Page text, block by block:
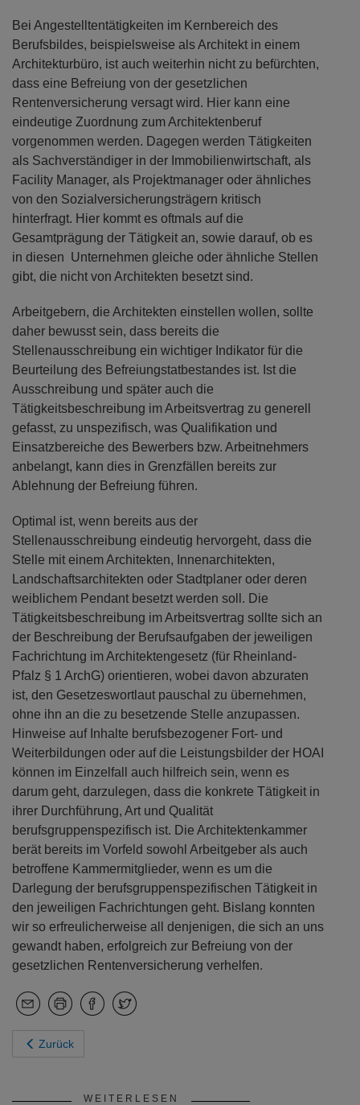
Bei Angestelltentätigkeiten im Kernbereich des
Berufsbildes, beispielsweise als Architekt in einem
Architekturbüro, ist auch weiterhin nicht zu befürchten,
dass eine Befreiung von der gesetzlichen
Rentenversicherung versagt wird. Hier kann eine
eindeutige Zuordnung zum Architektenberuf
vorgenommen werden. Dagegen werden Tätigkeiten
als Sachverständiger in der Immobilienwirtschaft, als
Facility Manager, als Projektmanager oder ähnliches
von den Sozialversicherungsträgern kritisch
hinterfragt. Hier kommt es oftmals auf die
Gesamtprägung der Tätigkeit an, sowie darauf, ob es
in diesen Unternehmen gleiche oder ähnliche Stellen
gibt, die nicht von Architekten besetzt sind.
Arbeitgebern, die Architekten einstellen wollen, sollte
daher bewusst sein, dass bereits die
Stellenausschreibung ein wichtiger Indikator für die
Beurteilung des Befreiungstatbestandes ist. Ist die
Ausschreibung und später auch die
Tätigkeitsbeschreibung im Arbeitsvertrag zu generell
gefasst, zu unspezifisch, was Qualifikation und
Einsatzbereiche des Bewerbers bzw. Arbeitnehmers
anbelangt, kann dies in Grenzfällen bereits zur
Ablehnung der Befreiung führen.
Optimal ist, wenn bereits aus der
Stellenausschreibung eindeutig hervorgeht, dass die
Stelle mit einem Architekten, Innenarchitekten,
Landschaftsarchitekten oder Stadtplaner oder deren
weiblichem Pendant besetzt werden soll. Die
Tätigkeitsbeschreibung im Arbeitsvertrag sollte sich an
der Beschreibung der Berufsaufgaben der jeweiligen
Fachrichtung im Architektengesetz (für Rheinland-
Pfalz § 1 ArchG) orientieren, wobei davon abzuraten
ist, den Gesetzeswortlaut pauschal zu übernehmen,
ohne ihn an die zu besetzende Stelle anzupassen.
Hinweise auf Inhalte berufsbezogener Fort- und
Weiterbildungen oder auf die Leistungsbilder der HOAI
können im Einzelfall auch hilfreich sein, wenn es
darum geht, darzulegen, dass die konkrete Tätigkeit in
ihrer Durchführung, Art und Qualität
berufsgruppenspezifisch ist. Die Architektenkammer
berät bereits im Vorfeld sowohl Arbeitgeber als auch
betroffene Kammermitglieder, wenn es um die
Darlegung der berufsgruppenspezifischen Tätigkeit in
den jeweiligen Fachrichtungen geht. Bislang konnten
wir so erfreulicherweise all denjenigen, die sich an uns
gewandt haben, erfolgreich zur Befreiung von der
gesetzlichen Rentenversicherung verhelfen.
Zurück
WEITERLESEN